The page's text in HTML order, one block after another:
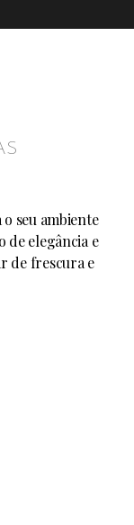
seu ambiente
de elegância e
de frescura e